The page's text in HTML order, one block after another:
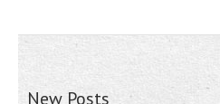
New Posts